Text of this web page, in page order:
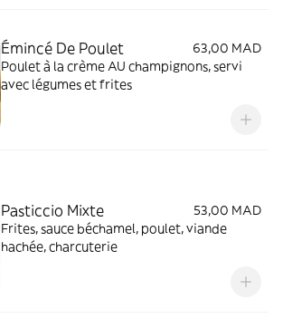
Émincé De Poulet
63,00 MAD
Poulet à la crème AU champignons, servi
avec légumes et frites
Pasticcio Mixte
53,00 MAD
Frites, sauce béchamel, poulet, viande
hachée, charcuterie